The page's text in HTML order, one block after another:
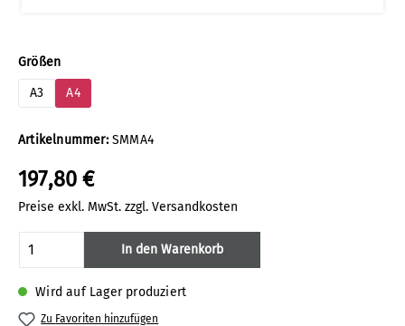
Artikelnummer:SMMA4
197,80 €
Preise exkl. MwSt. zzgl. Versandkosten
Wird auf Lager produziert
Größenauswählen
A3 A4
Produkt Anzahl: Gib den gewünschten
In den Warenkorb
Zu Favoriten hinzufügen